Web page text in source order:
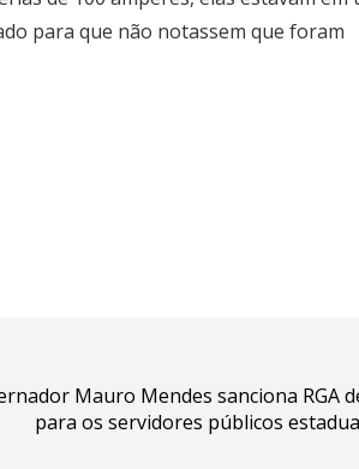
para que não notassem que foram
Mauro Mendes sanciona RGA
para os servidores públicos